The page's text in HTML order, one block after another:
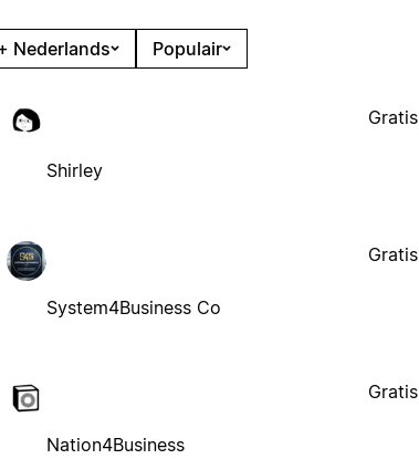
Nederlands Populair
Shirley
Gratis
System4Business Co
Gratis
Nation4Business
Gratis